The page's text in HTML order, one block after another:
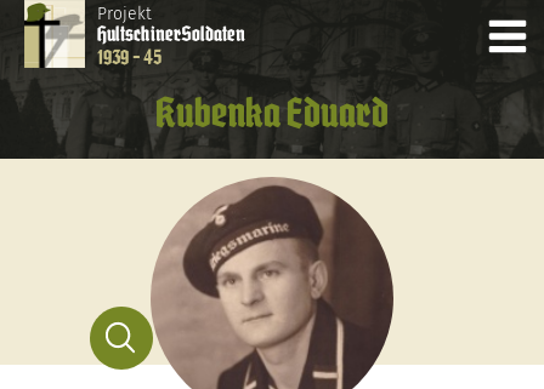
Projekt
HultschinerSoldaten
1939 - 45
Kubenka Eduard